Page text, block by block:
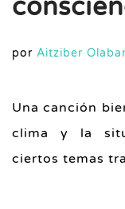
por Aitziber
Una canción
clima y la
ciertos temas